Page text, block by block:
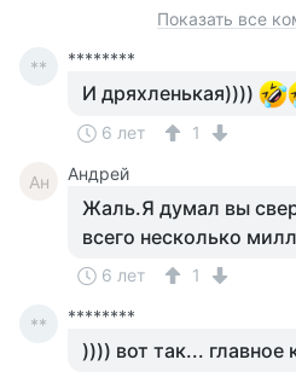
Показать все
** ********
И дряхленькая))))
6 лет 1
Ан Андрей
Жаль.Я думал вы
всего несколько
6 лет 1
** ********
)))) вот так... главное